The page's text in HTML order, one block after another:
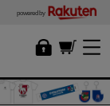
powered by